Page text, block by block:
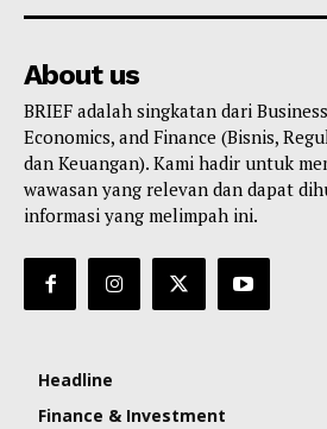
About us
BRIEF adalah singkatan dari
Economics, and Finance (Bisnis,
dan Keuangan). Kami hadir untuk
wawasan yang relevan dan dapat
informasi yang melimpah ini.
Headline
Finance & Investment